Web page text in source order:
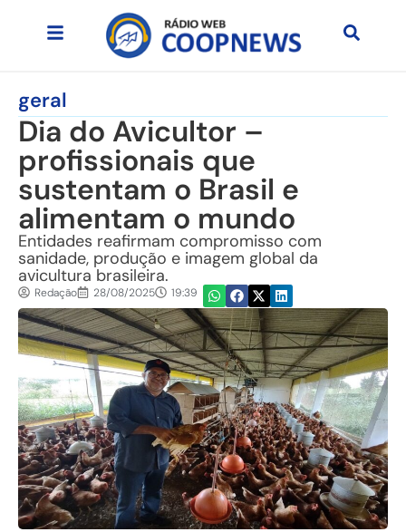
geral
Dia do Avicultor –
profissionais que
sustentam o Brasil e
alimentam o mundo
Entidades reafirmam compromisso com
sanidade, produção e imagem global da
avicultura brasileira.
Redação 28/08/2025 19:39